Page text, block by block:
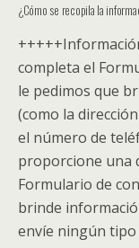
¿Cómo se recopila la
+++++
completa el
le pedimos que
(como la
el número de
proporcione una
Formulario de
brinde
envíe ningún